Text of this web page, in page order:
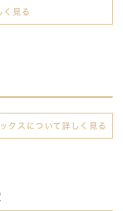
く見る
クスについて詳しく見る